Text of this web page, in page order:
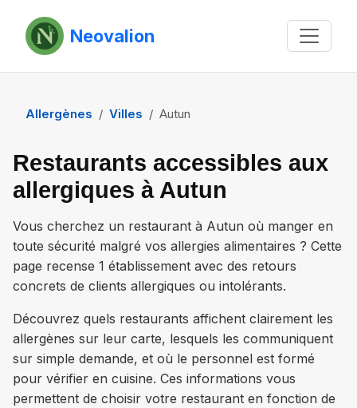
Neovalion
Allergènes Villes Autun
Restaurants accessibles aux
allergiques à Autun
Vous cherchez un restaurant à Autun où manger en
toute sécurité malgré vos allergies alimentaires ? Cette
page recense 1 établissement avec des retours
concrets de clients allergiques ou intolérants.
Découvrez quels restaurants affichent clairement les
allergènes sur leur carte, lesquels les communiquent
sur simple demande, et où le personnel est formé
pour vérifier en cuisine. Ces informations vous
permettent de choisir votre restaurant en fonction de